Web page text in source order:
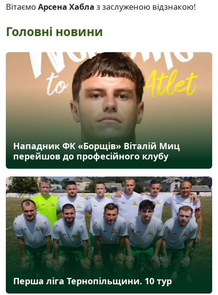
Вітаємо Арсена Хабла з заслуженою відзнакою!
Головні новини
Нападник ФК «Борщів» Віталій Миц
перейшов до професійного клубу
Перша ліга Тернопільщини. 10 тур